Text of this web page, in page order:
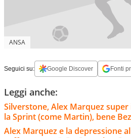
ANSA
Seguici su: Google Discover Fonti
Leggi anche:
Silverstone, Alex Marquez
la Sprint (come Martin), bene
Alex Marquez e la depressione